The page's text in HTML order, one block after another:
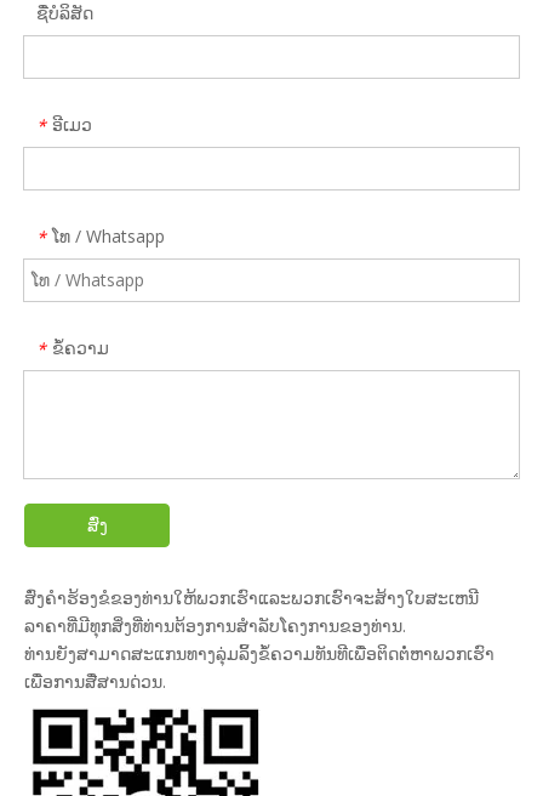
ຊື່ບໍລິສັດ
* ອີເມວ
* ໂທ / Whatsapp
* ຂໍ້ຄວາມ
ສົ່ງ
ສົ່ງຄໍາຮ້ອງຂໍຂອງທ່ານໃຫ້ພວກເຮົາແລະພວກເຮົາຈະສ້າງໃບສະເຫນີ
ລາຄາທີ່ມີທຸກສິ່ງທີ່ທ່ານຕ້ອງການສໍາລັບໂຄງການຂອງທ່ານ.
ທ່ານຍັງສາມາດສະແກນທາງລຸ່ມລິ້ງຂໍ້ຄວາມທັນທີເພື່ອຕິດຕໍ່ຫາພວກເຮົາ
ເພື່ອການສື່ສານດ່ວນ.